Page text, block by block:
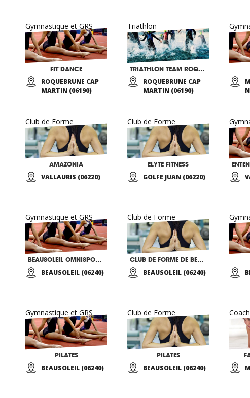
Gymnastique et GRS
FIT’DANCE
ROQUEBRUNE CAP
MARTIN (06190)
Triathlon
TRIATHLON TEAM ROQUEBRUNE CAP MARTIN
ROQUEBRUNE CAP
MARTIN (06190)
Club de Forme
AMAZONIA
VALLAURIS (06220)
Club de Forme
ELYTE FITNESS
GOLFE JUAN (06220)
Gymnastique et GRS
BEAUSOLEIL OMNISPORTS
BEAUSOLEIL (06240)
Club de Forme
CLUB DE FORME DE BEAUSOLEIL
BEAUSOLEIL (06240)
Gymnastique et GRS
PILATES
BEAUSOLEIL (06240)
Club de Forme
PILATES
BEAUSOLEIL (06240)